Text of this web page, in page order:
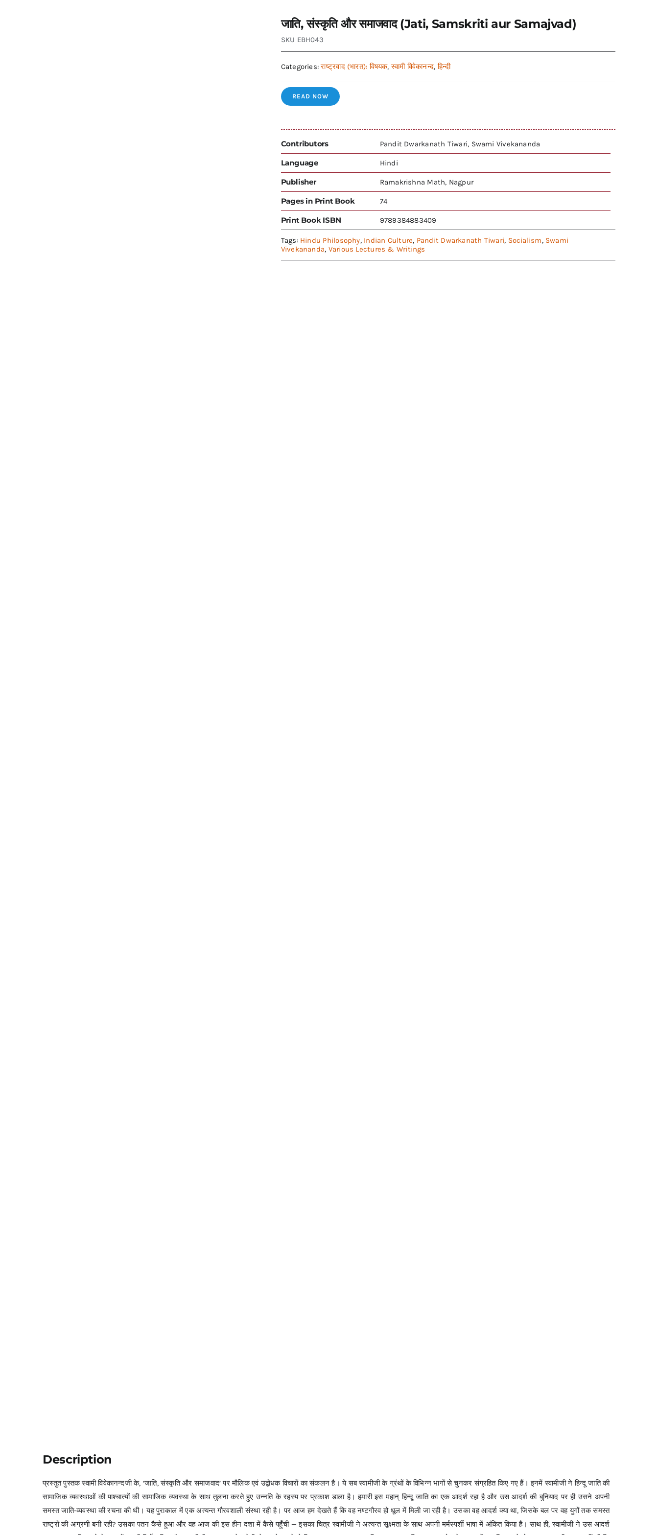
जाति, संस्कृति और समाजवाद (Jati, Samskriti aur Samajvad)
SKU EBH043
Categories:राष्ट्रवाद (भारत): विषयक,स्वामी विवेकानन्द,हिन्दी
READ NOW
Contributors Pandit Dwarkanath Tiwari, Swami Vivekananda
Language Hindi
Publisher Ramakrishna Math, Nagpur
Pages in Print Book 74
Print Book ISBN 9789384883409
Tags: Hindu Philosophy, Indian Culture, Pandit Dwarkanath Tiwari, Socialism, Swami
Vivekananda, Various Lectures & Writings
Description
प्रस्तुत पुस्तक स्वामी विवेकानन्दजी के, ‘जाति, संस्कृति और समाजवाद’ पर मौलिक एवं उद्बोधक विचारों का संकलन है। ये सब स्वामीजी के ग्रंथों के विभिन्न भागों से चुनकर संग्रहित किए गए हैं। इनमें स्वामीजी ने हिन्दू जाति की
सामाजिक व्यवस्थाओं की पाश्चात्यों की सामाजिक व्यवस्था के साथ तुलना करते हुए उन्नति के रहस्य पर प्रकाश डाला है। हमारी इस महान् हिन्दू जाति का एक आदर्श रहा है और उस आदर्श की बुनियाद पर ही उसने अपनी
समस्त जाति-व्यवस्था की रचना की थी। यह पुराकाल में एक अत्यन्त गौरवशाली संस्था रही है। पर आज हम देखते हैं कि वह नष्टगौरव हो धूल में मिली जा रही है। उसका वह आदर्श क्या था, जिसके बल पर वह युगों तक समस्त
राष्ट्रों की अग्रणी बनी रही? उसका पतन कैसे हुआ और वह आज की इस हीन दशा में कैसे पहुँची — इसका चित्र स्वामीजी ने अत्यन्त सूक्ष्मता के साथ अपनी मर्मस्पर्शी भाषा में अंकित किया है। साथ ही, स्वामीजी ने उस आदर्श